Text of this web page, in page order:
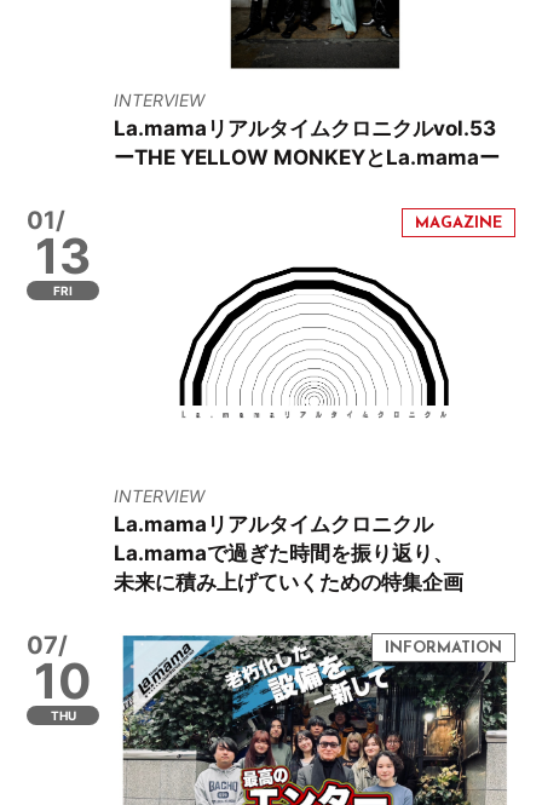
INTERVIEW
La.mamaリアルタイムクロニクルvol.53
ーTHE YELLOW MONKEYとLa.mamaー
01/
13
FRI
INTERVIEW
La.mamaリアルタイムクロニクル
La.mamaで過ぎた時間を振り返り、
未来に積み上げていくための特集企画
07/
10
THU